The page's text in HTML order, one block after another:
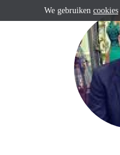
We gebruiken cookies